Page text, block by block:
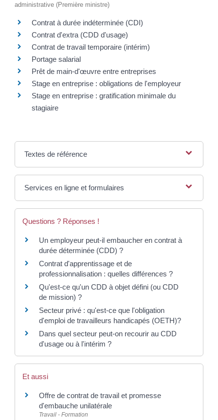
administrative (Première ministre)
Contrat à durée indéterminée (CDI)
Contrat d'extra (CDD d'usage)
Contrat de travail temporaire (intérim)
Portage salarial
Prêt de main-d'œuvre entre entreprises
Stage en entreprise : obligations de l'employeur
Stage en entreprise : gratification minimale du
stagiaire
Textes de référence
Services en ligne et formulaires
Questions ? Réponses !
Un employeur peut-il embaucher en contrat à
durée déterminée (CDD) ?
Contrat d'apprentissage et de
professionnalisation : quelles différences ?
Qu'est-ce qu'un CDD à objet défini (ou CDD
de mission) ?
Secteur privé : qu'est-ce que l'obligation
d'emploi de travailleurs handicapés (OETH)?
Dans quel secteur peut-on recourir au CDD
d'usage ou à l'intérim ?
Et aussi
Offre de contrat de travail et promesse
d'embauche unilatérale
Travail - Formation